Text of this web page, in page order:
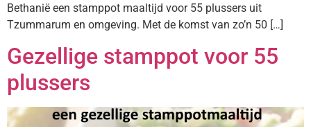
Bethanië een stamppot maaltijd voor 55 plussers uit
Tzummarum en omgeving. Met de komst van zo’n 50 […]
Gezellige stamppot voor 55
plussers